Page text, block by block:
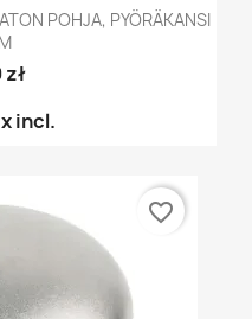
POHJA, PYÖRÄKANSI
incl.
favorite_border